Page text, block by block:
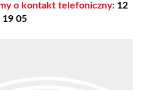
o kontakt telefoniczny: 12
19 05